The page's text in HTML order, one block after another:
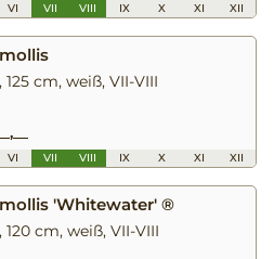
VI VII VIII IX X XI XII
cm, weiß, VII-VIII
VI VII VIII IX X XI XII
'Whitewater' ®
cm, weiß, VII-VIII